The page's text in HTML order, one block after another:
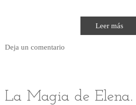
Leer más
Deja un comentario
La Magia de Elena.